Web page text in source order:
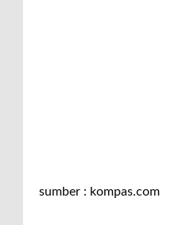
sumber : kompas.com